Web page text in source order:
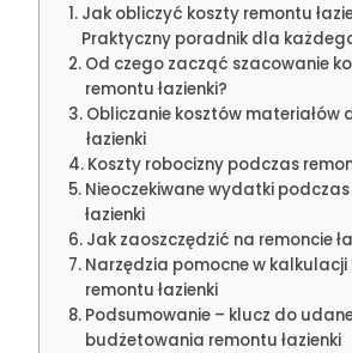
Jak obliczyć koszty remontu
Praktyczny poradnik dla
Od czego zacząć szacowanie
remontu łazienki?
Obliczanie kosztów materiałów
łazienki
Koszty robocizny podczas
Nieoczekiwane wydatki
łazienki
Jak zaoszczędzić na remoncie
Narzędzia pomocne w kalkulacji
remontu łazienki
Podsumowanie – klucz do
budżetowania remontu łazienki